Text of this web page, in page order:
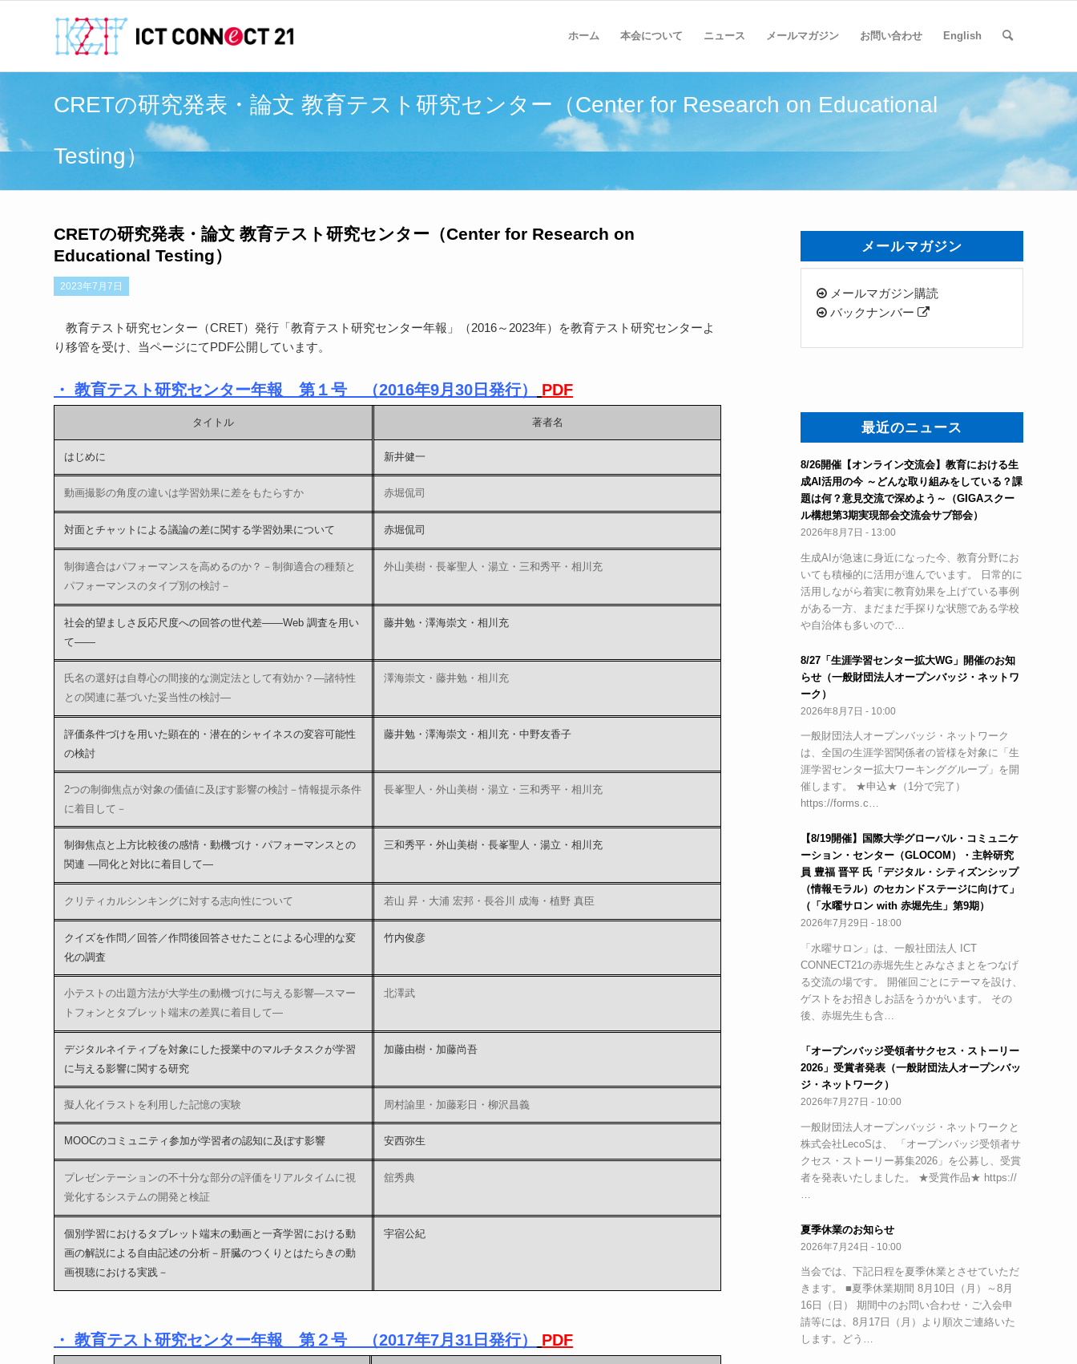
ホーム 本会について ニュース メールマガジン お問い合わせ English
CRETの研究発表・論文 教育テスト研究センター（Center for Research on Educational
Testing）
CRETの研究発表・論文 教育テスト研究センター（Center for Research on
Educational Testing）
2023年7月7日
教育テスト研究センター（CRET）発行「教育テスト研究センター年報」（2016～2023年）を教育テスト研究センターよ
り移管を受け、当ページにてPDF公開しています。
・ 教育テスト研究センター年報 第１号 （2016年9月30日発行） PDF
タイトル 著者名
はじめに 新井健一
動画撮影の角度の違いは学習効果に差をもたらすか 赤堀侃司
対面とチャットによる議論の差に関する学習効果について 赤堀侃司
制御適合はパフォーマンスを高めるのか？－制御適合の種類と
パフォーマンスのタイプ別の検討－
外山美樹・長峯聖人・湯立・三和秀平・相川充
社会的望ましさ反応尺度への回答の世代差――Web 調査を用い
て――
藤井勉・澤海崇文・相川充
氏名の選好は自尊心の間接的な測定法として有効か？―諸特性
との関連に基づいた妥当性の検討―
澤海崇文・藤井勉・相川充
評価条件づけを用いた顕在的・潜在的シャイネスの変容可能性
の検討
藤井勉・澤海崇文・相川充・中野友香子
2つの制御焦点が対象の価値に及ぼす影響の検討－情報提示条件
に着目して－
長峯聖人・外山美樹・湯立・三和秀平・相川充
制御焦点と上方比較後の感情・動機づけ・パフォーマンスとの
関連 ―同化と対比に着目して―
三和秀平・外山美樹・長峯聖人・湯立・相川充
クリティカルシンキングに対する志向性について 若山 昇・大浦 宏邦・長谷川 成海・植野 真臣
クイズを作問／回答／作問後回答させたことによる心理的な変
化の調査
竹内俊彦
小テストの出題方法が大学生の動機づけに与える影響―スマー
トフォンとタブレット端末の差異に着目して―
北澤武
デジタルネイティブを対象にした授業中のマルチタスクが学習
に与える影響に関する研究
加藤由樹・加藤尚吾
擬人化イラストを利用した記憶の実験 周村諭里・加藤彩日・柳沢昌義
MOOCのコミュニティ参加が学習者の認知に及ぼす影響 安西弥生
プレゼンテーションの不十分な部分の評価をリアルタイムに視
覚化するシステムの開発と検証
舘秀典
個別学習におけるタブレット端末の動画と一斉学習における動
画の解説による自由記述の分析－肝臓のつくりとはたらきの動
画視聴における実践－
宇宿公紀
・ 教育テスト研究センター年報 第２号 （2017年7月31日発行） PDF
メールマガジン
メールマガジン購読
バックナンバー
最近のニュース
8/26開催【オンライン交流会】教育における生
成AI活用の今 ～どんな取り組みをしている？課
題は何？意見交流で深めよう～（GIGAスクー
ル構想第3期実現部会交流会サブ部会）
2026年8月7日 - 13:00
生成AIが急速に身近になった今、教育分野にお
いても積極的に活用が進んでいます。 日常的に
活用しながら着実に教育効果を上げている事例
がある一方、まだまだ手探りな状態である学校
や自治体も多いので…
8/27「生涯学習センター拡大WG」開催のお知
らせ（一般財団法人オープンバッジ・ネットワ
ーク）
2026年8月7日 - 10:00
一般財団法人オープンバッジ・ネットワーク
は、全国の生涯学習関係者の皆様を対象に「生
涯学習センター拡大ワーキンググループ」を開
催します。 ★申込★（1分で完了）
https://forms.c…
【8/19開催】国際大学グローバル・コミュニケ
ーション・センター（GLOCOM）・主幹研究
員 豊福 晋平 氏「デジタル・シティズンシップ
（情報モラル）のセカンドステージに向けて」
（「水曜サロン with 赤堀先生」第9期）
2026年7月29日 - 18:00
「水曜サロン」は、一般社団法人 ICT
CONNECT21の赤堀先生とみなさまとをつなげ
る交流の場です。 開催回ごとにテーマを設け、
ゲストをお招きしお話をうかがいます。 その
後、赤堀先生も含…
「オープンバッジ受領者サクセス・ストーリー
2026」受賞者発表（一般財団法人オープンバッ
ジ・ネットワーク）
2026年7月27日 - 10:00
一般財団法人オープンバッジ・ネットワークと
株式会社LecoSは、 「オープンバッジ受領者サ
クセス・ストーリー募集2026」を公募し、受賞
者を発表いたしました。 ★受賞作品★ https://
夏季休業のお知らせ
2026年7月24日 - 10:00
当会では、下記日程を夏季休業とさせていただ
きます。 ■夏季休業期間 8月10日（月）～8月
16日（日） 期間中のお問い合わせ・ご入会申
請等には、8月17日（月）より順次ご連絡いた
します。どう…